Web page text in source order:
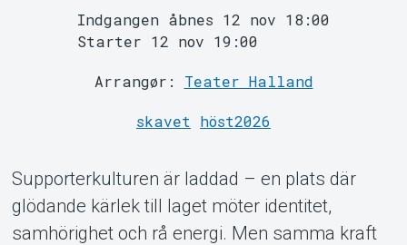
Support
Om Tickster
Indgangen åbnes 12 nov 18:00
Starter 12 nov 19:00
Arrangør: Teater Halland
skavet höst2026
Supporterkulturen är laddad – en plats där
glödande kärlek till laget möter identitet,
samhörighet och rå energi. Men samma kraft